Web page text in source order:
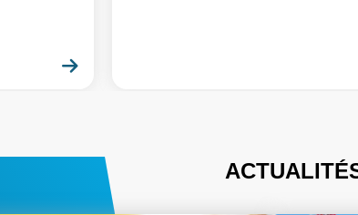
Industrielles